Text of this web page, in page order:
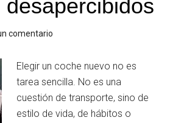
oportunidad
del
para
estrenar
coche
nuevo
desapercibidos
comentario
Elegir un coche nuevo no es
tarea sencilla. No es una
cuestión de transporte, sino de
estilo de vida, de hábitos o